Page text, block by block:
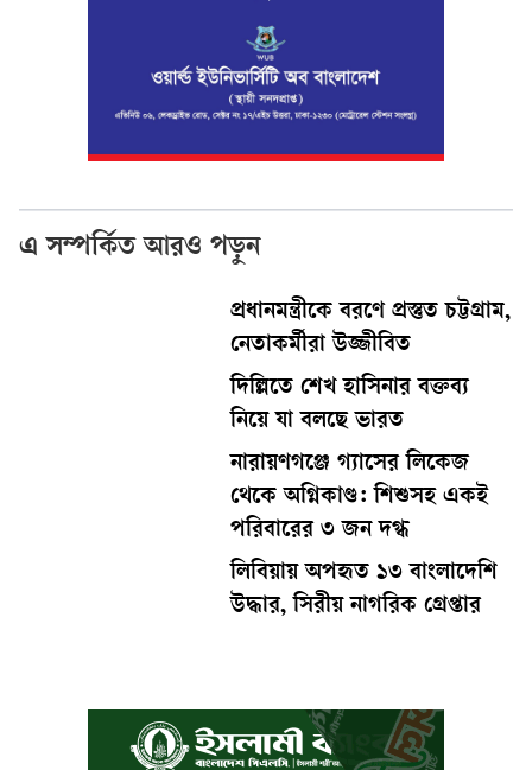
এ সম্পর্কিত আরও পড়ুন
প্রধানমন্ত্রীকে বরণে প্রস্তুত চট্টগ্রাম,
নেতাকর্মীরা উজ্জীবিত
দিল্লিতে শেখ হাসিনার বক্তব্য
নিয়ে যা বলছে ভারত
নারায়ণগঞ্জে গ্যাসের লিকেজ
থেকে অগ্নিকাণ্ড: শিশুসহ একই
পরিবারের ৩ জন দগ্ধ
লিবিয়ায় অপহৃত ১৩ বাংলাদেশি
উদ্ধার, সিরীয় নাগরিক গ্রেপ্তার